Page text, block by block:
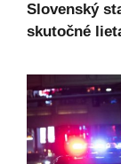
Slovenský
skutočné